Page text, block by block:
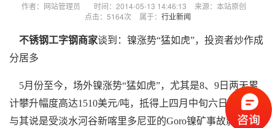
作者：网站管理员 时间：2014-05-13 14:46:13
来源：本站原创
点击：5164次
属于： 行业新闻
不锈钢工字钢商家谈到：镍涨势“猛如虎”，投资者炒作成
分居多
5月份至今，场外镍涨势“猛如虎”，尤其是8、9日两天累
计攀升幅度高达1510美元/吨，抵得上四月中旬六日涨幅，
与其说是受淡水河谷新喀里多尼亚的Goro镍矿事故影响，不